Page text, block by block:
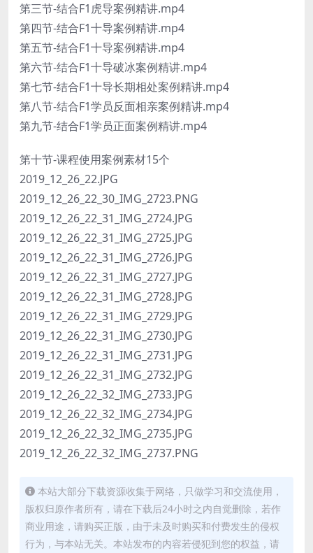
第三节-结合F1虎导案例精讲.mp4
第四节-结合F1十导案例精讲.mp4
第五节-结合F1十导案例精讲.mp4
第六节-结合F1十导破冰案例精讲.mp4
第七节-结合F1十导长期相处案例精讲.mp4
第八节-结合F1学员反面相亲案例精讲.mp4
第九节-结合F1学员正面案例精讲.mp4
第十节-课程使用案例素材15个
2019_12_26_22.JPG
2019_12_26_22_30_IMG_2723.PNG
2019_12_26_22_31_IMG_2724.JPG
2019_12_26_22_31_IMG_2725.JPG
2019_12_26_22_31_IMG_2726.JPG
2019_12_26_22_31_IMG_2727.JPG
2019_12_26_22_31_IMG_2728.JPG
2019_12_26_22_31_IMG_2729.JPG
2019_12_26_22_31_IMG_2730.JPG
2019_12_26_22_31_IMG_2731.JPG
2019_12_26_22_31_IMG_2732.JPG
2019_12_26_22_32_IMG_2733.JPG
2019_12_26_22_32_IMG_2734.JPG
2019_12_26_22_32_IMG_2735.JPG
2019_12_26_22_32_IMG_2737.PNG
本站大部分下载资源收集于网络，只做学习和交流使用，
版权归原作者所有，请在下载后24小时之内自觉删除，若作
商业用途，请购买正版，由于未及时购买和付费发生的侵权
行为，与本站无关。本站发布的内容若侵犯到您的权益，请